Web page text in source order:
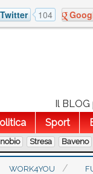
Twitter 104
Il BLOG
Sport
Stresa Baveno
WORK4YOU